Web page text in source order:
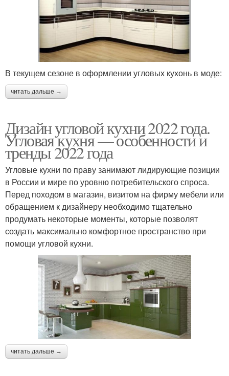
В текущем сезоне в оформлении угловых кухонь в моде:
читать дальше →
Дизайн угловой кухни 2022 года.
Угловая кухня — особенности и
тренды 2022 года
Угловые кухни по праву занимают лидирующие позиции
в России и мире по уровню потребительского спроса.
Перед походом в магазин, визитом на фирму мебели или
обращением к дизайнеру необходимо тщательно
продумать некоторые моменты, которые позволят
создать максимально комфортное пространство при
помощи угловой кухни.
читать дальше →